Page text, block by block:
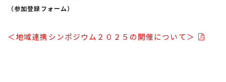
（参加登録フォーム）
＜地域連携シンポジウム２０２５の開催について＞